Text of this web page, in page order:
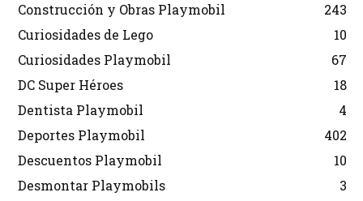
Construcción y Obras Playmobil
243
Curiosidades de Lego
10
Curiosidades Playmobil
67
DC Super Héroes
18
Dentista Playmobil
4
Deportes Playmobil
402
Descuentos Playmobil
10
Desmontar Playmobils
3